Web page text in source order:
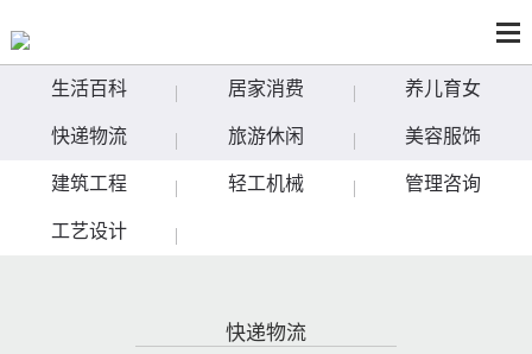
生活百科 居家消费 养儿育女
快递物流 旅游休闲 美容服饰
建筑工程 轻工机械 管理咨询
工艺设计
快递物流